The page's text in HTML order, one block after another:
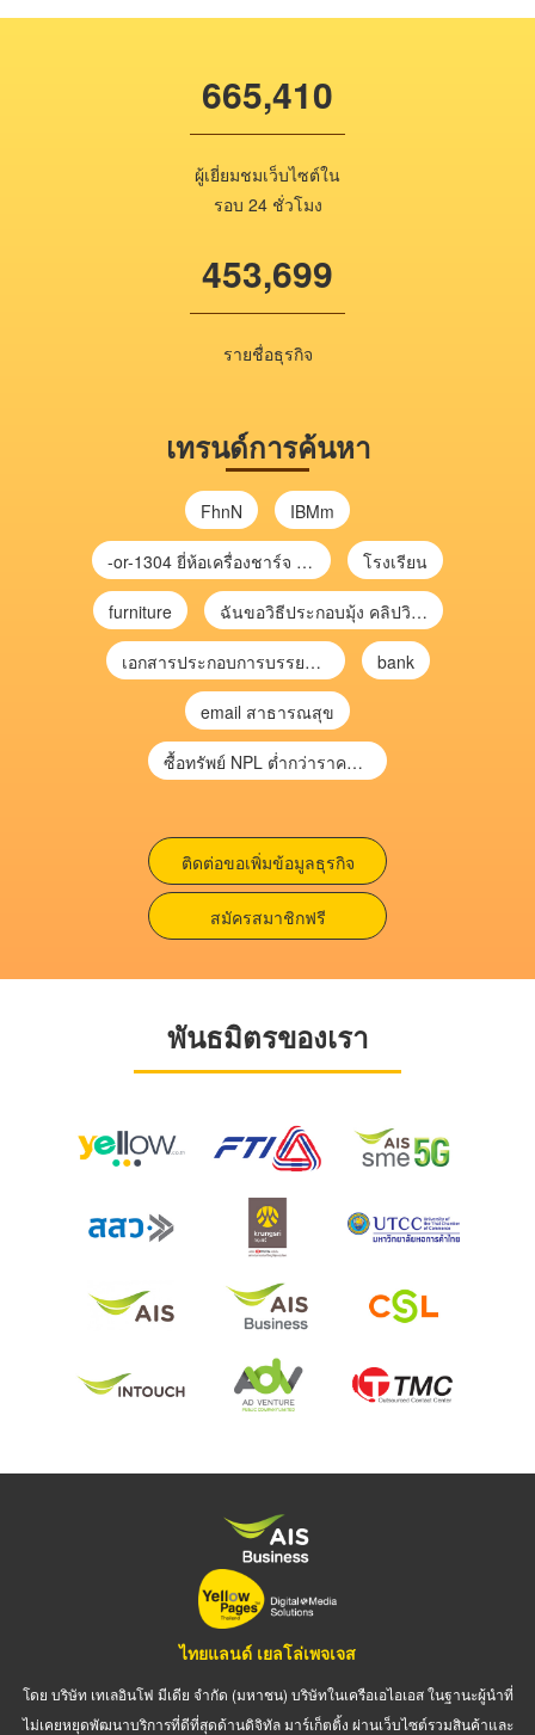
665,410
ผู้เยี่ยมชมเว็บไซต์ใน
รอบ 24 ชั่วโมง
453,699
รายชื่อธุรกิจ
เทรนด์การค้นหา
FhnN IBMm
-or-1304 ยี่ห้อเครื่องชาร์จ chargecore โรงเรียน
furniture ฉันขอวิธีประกอบมุ้ง คลิปวิดีโอ การประกอบมุ้ง
เอกสารประกอบการบรรยาย การประเมินความเสี่ยงเพื่อวางแผนการตรวจสอบ \ bank
email สาธารณสุข
ซื้อทรัพย์ NPL ต่ำกว่าราคาตลาด 30-70% แบบไม่ต้องไปประมูล”
ติดต่อขอเพิ่มข้อมูลธุรกิจ
สมัครสมาชิกฟรี
พันธมิตรของเรา
ไทยแลนด์ เยลโล่เพจเจส
โดย บริษัท เทเลอินโฟ มีเดีย จำกัด (มหาชน) บริษัทในเครือเอไอเอส ในฐานะผู้นำที่
ไม่เคยหยุดพัฒนาบริการที่ดีที่สุดด้านดิจิทัล มาร์เก็ตติ้ง ผ่านเว็บไซต์รวมสินค้าและ